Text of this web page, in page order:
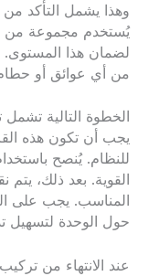
وهذا يشمل التأكد
يُستخدم مجموعة من
لضمان هذا المستوى.
من أي عوائق أو
الخطوة التالية
يجب أن تكون هذه
للنظام. يُنصح
القوية. بعد ذلك،
المناسب. يجب على
حول الوحدة لتسهيل
عند الانتهاء من